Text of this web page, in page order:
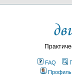
FAQ
Профиль